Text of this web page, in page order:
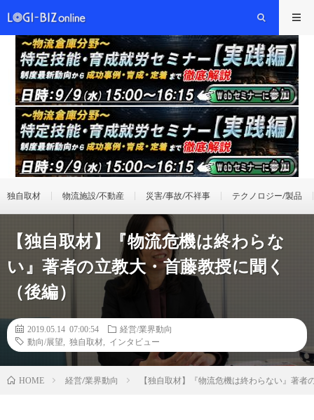
独自取材 物流施設/不動産 災害/事故/不祥事 テクノロジー/製品
【独自取材】『物流危機は終わらな
い』著者の立教大・首藤教授に聞く
（後編）
2019.05.14 07:00:54
経営/業界動向
動向/展望
独自取材 インタビュー
HOME 経営/業界動向 【独自取材】『物流危機は終わらない』著